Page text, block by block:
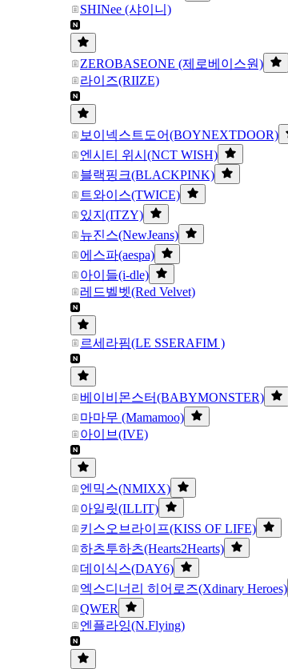
SHINee (샤이니)
ZEROBASEONE (제로베이스원)
라이즈(RIIZE)
보이넥스트도어(BOYNEXTDOOR)
엔시티 위시(NCT WISH)
블랙핑크(BLACKPINK)
트와이스(TWICE)
있지(ITZY)
뉴진스(NewJeans)
에스파(aespa)
아이들(i-dle)
레드벨벳(Red Velvet)
르세라핌(LE SSERAFIM )
베이비몬스터(BABYMONSTER)
마마무 (Mamamoo)
아이브(IVE)
엔믹스(NMIXX)
아일릿(ILLIT)
키스오브라이프(KISS OF LIFE)
하츠투하츠(Hearts2Hearts)
데이식스(DAY6)
엑스디너리 히어로즈(Xdinary Heroes)
QWER
엔플라잉(N.Flying)